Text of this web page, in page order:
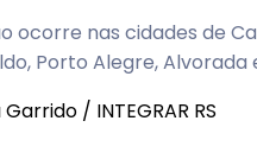
ocorre nas cidades de
Porto Alegre, Alvorada
/ INTEGRAR RS